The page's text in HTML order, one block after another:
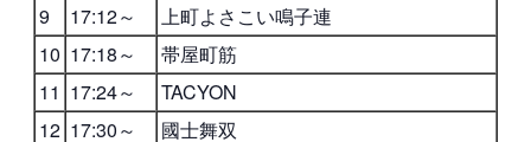
9
17:12～
上町よさこい鳴子連
10 17:18～
帯屋町筋
11 17:24～
TACYON
12 17:30～ 國士舞双